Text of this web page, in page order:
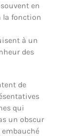
en
la fonction
à un
des
de
qui
un obscur
embauché